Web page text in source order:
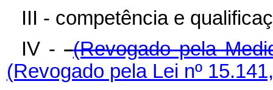
III - competência e
IV - (Revogado pela
(Revogado pela Lei nº